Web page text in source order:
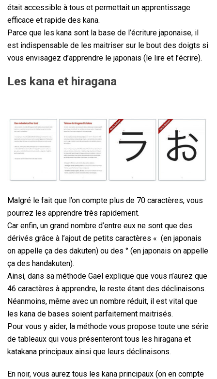
était accessible à tous et permettait un apprentissage
efficace et rapide des kana.
Parce que les kana sont la base de l’écriture japonaise, il
est indispensable de les maitriser sur le bout des doigts si
vous envisagez d’apprendre le japonais (le lire et l’écrire).
Les kana et hiragana
Malgré le fait que l’on compte plus de 70 caractères, vous
pourrez les apprendre très rapidement.
Car enfin, un grand nombre d’entre eux ne sont que des
dérivés grâce à l’ajout de petits caractères « (en japonais
on appelle ça des dakuten) ou des ° (en japonais on appelle
ça des handakuten).
Ainsi, dans sa méthode Gael explique que vous n’aurez que
46 caractères à apprendre, le reste étant des déclinaisons.
Néanmoins, même avec un nombre réduit, il est vital que
les kana de bases soient parfaitement maitrisés.
Pour vous y aider, la méthode vous propose toute une série
de tableaux qui vous présenteront tous les hiragana et
katakana principaux ainsi que leurs déclinaisons.
En noir, vous aurez tous les kana principaux (on en compte